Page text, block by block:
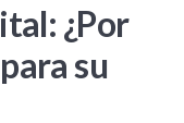
¿Por
su